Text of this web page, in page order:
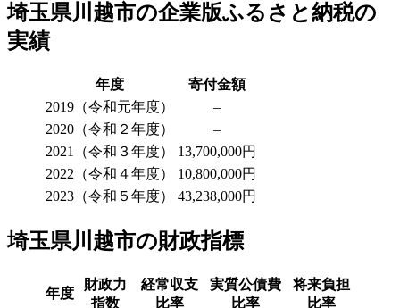
埼玉県川越市の企業版ふるさと納税の
実績
年度
寄付金額
2019（令和元年度）
–
2020（令和２年度）
–
2021（令和３年度）
13,700,000円
2022（令和４年度）
10,800,000円
2023（令和５年度）
43,238,000円
埼玉県川越市の財政指標
年度
財政力
指数
経常収支
比率
実質公債費
比率
将来負担
比率